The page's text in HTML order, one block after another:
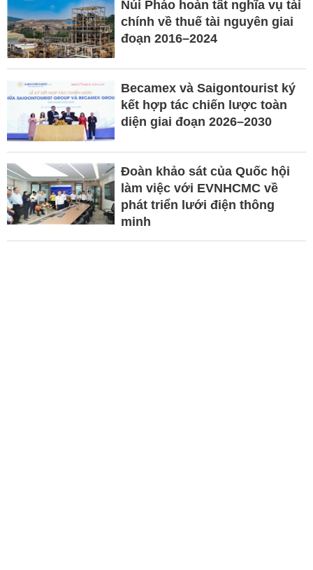
Núi Pháo hoàn tất nghĩa vụ tài
chính về thuế tài nguyên giai
đoạn 2016–2024
Becamex và Saigontourist ký
kết hợp tác chiến lược toàn
diện giai đoạn 2026–2030
Đoàn khảo sát của Quốc hội
làm việc với EVNHCMC về
phát triển lưới điện thông
minh